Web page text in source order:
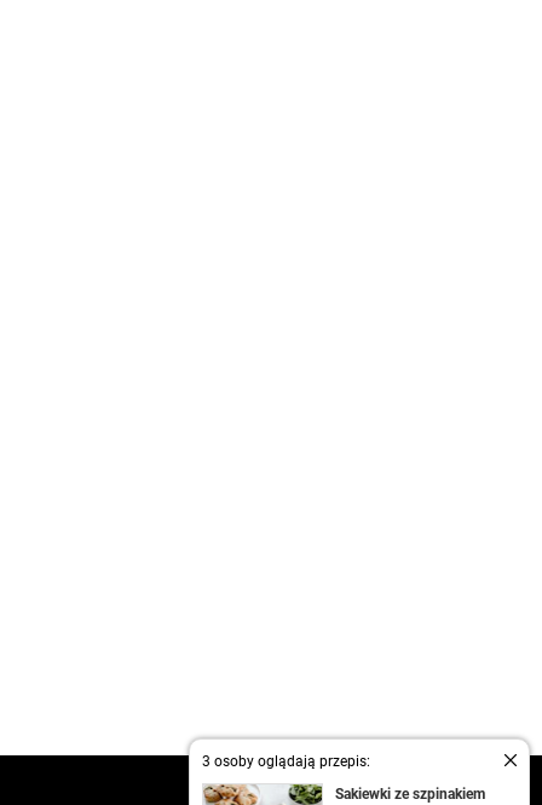
3 osoby oglądają przepis:
Sakiewki ze szpinakiem
kontakt